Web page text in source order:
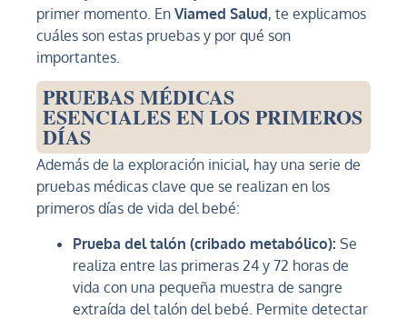
primer momento. En Viamed Salud, te explicamos
cuáles son estas pruebas y por qué son
importantes.
PRUEBAS MÉDICAS
ESENCIALES EN LOS PRIMEROS
DÍAS
Además de la exploración inicial, hay una serie de
pruebas médicas clave que se realizan en los
primeros días de vida del bebé:
Prueba del talón (cribado metabólico): Se
realiza entre las primeras 24 y 72 horas de
vida con una pequeña muestra de sangre
extraída del talón del bebé. Permite detectar